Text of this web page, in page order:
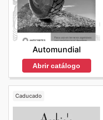
Automundial
Abrir catálogo
Caducado